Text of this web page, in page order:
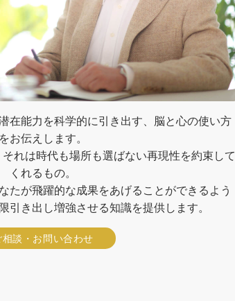
在能力を科学的に引き出す、脳と心の使い方
をお伝えします。
れは時代も場所も選ばない再現性を約束して
くれるもの。
たが飛躍的な成果をあげることができるよう
引き出し増強させる知識を提供します。
相談・お問い合わせ